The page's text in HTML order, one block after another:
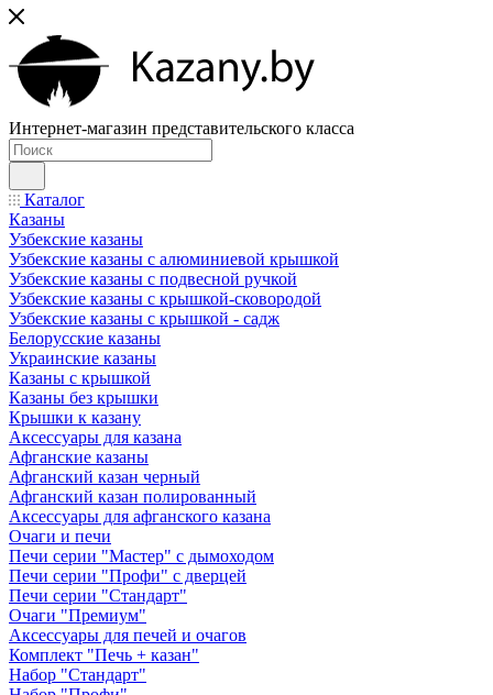
Интернет-магазин представительского класса
Каталог
Казаны
Узбекские казаны
Узбекские казаны с алюминиевой крышкой
Узбекские казаны с подвесной ручкой
Узбекские казаны с крышкой-сковородой
Узбекские казаны с крышкой - садж
Белорусские казаны
Украинские казаны
Казаны с крышкой
Казаны без крышки
Крышки к казану
Аксессуары для казана
Афганские казаны
Афганский казан черный
Афганский казан полированный
Аксессуары для афганского казана
Очаги и печи
Печи серии "Мастер" с дымоходом
Печи серии "Профи" с дверцей
Печи серии "Стандарт"
Очаги "Премиум"
Аксессуары для печей и очагов
Комплект "Печь + казан"
Набор "Стандарт"